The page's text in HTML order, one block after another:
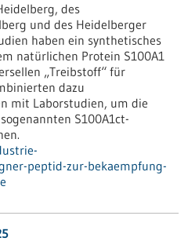
des
und des Heidelberger
haben ein synthetisches
natürlichen Protein S100A1
„Treibstoff“ für
dazu
mit Laborstudien, um die
S100A1ct-
peptid-zur-bekaempfung-